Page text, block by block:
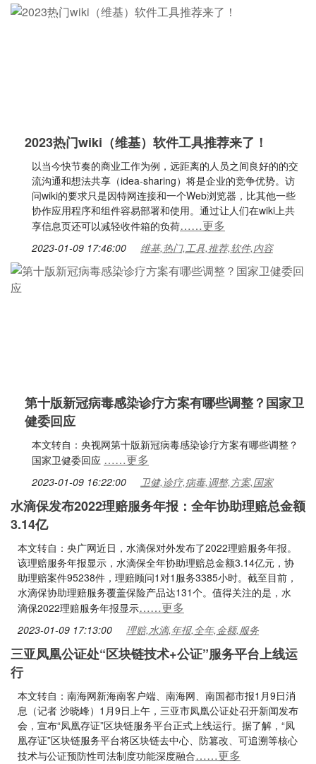
2023热门wiki（维基）软件工具推荐来了！
以当今快节奏的商业工作为例，远距离的人员之间良好的的交
流沟通和想法共享（idea-sharing）将是企业的竞争优势。访
问wiki的要求只是因特网连接和一个Web浏览器，比其他一些
协作应用程序和组件容易部署和使用。通过让人们在wiki上共
享信息页还可以减轻收件箱的负荷……更多
2023-01-09 17:46:00 维基,热门,工具,推荐,软件,内容
第十版新冠病毒感染诊疗方案有哪些调整？国家卫
健委回应
本文转自：央视网第十版新冠病毒感染诊疗方案有哪些调整？
国家卫健委回应 ……更多
2023-01-09 16:22:00 卫健,诊疗,病毒,调整,方案,国家
水滴保发布2022理赔服务年报：全年协助理赔总金额
3.14亿
本文转自：央广网近日，水滴保对外发布了2022理赔服务年报。
该理赔服务年报显示，水滴保全年协助理赔总金额3.14亿元，协
助理赔案件95238件，理赔顾问1对1服务3385小时。截至目前，
水滴保协助理赔服务覆盖保险产品达131个。值得关注的是，水
滴保2022理赔服务年报显示……更多
2023-01-09 17:13:00 理赔,水滴,年报,全年,金额,服务
三亚凤凰公证处“区块链技术+公证”服务平台上线运
行
本文转自：南海网新海南客户端、南海网、南国都市报1月9日消
息（记者 沙晓峰）1月9日上午，三亚市凤凰公证处召开新闻发布
会，宣布“凤凰存证”区块链服务平台正式上线运行。据了解，“凤
凰存证”区块链服务平台将区块链去中心、防篡改、可追溯等核心
技术与公证预防性司法制度功能深度融合……更多